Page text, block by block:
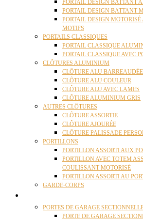
PORTAIL DESIGN BATTANT
PORTAIL DESIGN BATTANT
PORTAIL DESIGN
MOTIFS
PORTAILS CLASSIQUES
PORTAIL CLASSIQUE
PORTAIL CLASSIQUE AVEC
CLÔTURES ALUMINIUM
CLÔTURE ALU BARREAUDÉE
CLÔTURE ALU COULEUR
CLÔTURE ALU AVEC LAMES
CLÔTURE ALUMINIUM GRIS
AUTRES CLÔTURES
CLÔTURE ASSORTIE
CLÔTURE AJOURÉE
CLÔTURE PALISSADE
PORTILLONS
PORTILLON ASSORTI AUX
PORTILLON AVEC TOTEM
COULISSANT MOTORISÉ
PORTILLON ASSORTI AU
GARDE-CORPS
PORTES DE GARAGE
PORTE DE GARAGE